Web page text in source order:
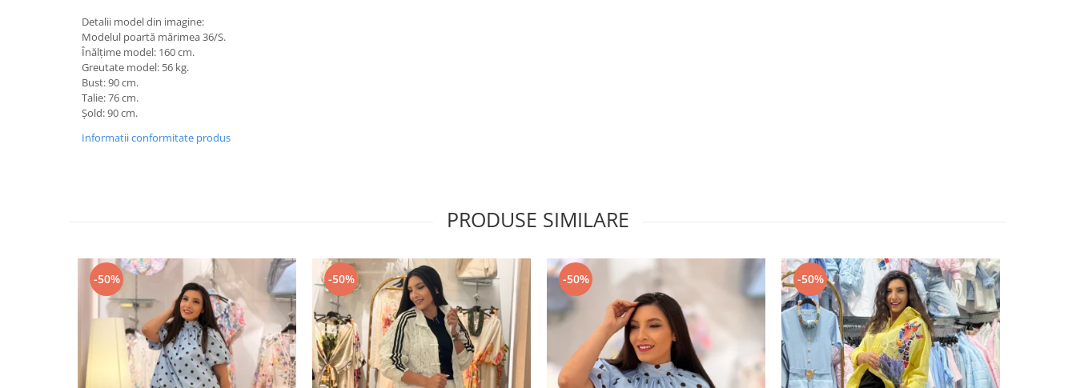
Detalii model din imagine:
Modelul poartă mărimea 36/S.
Înălțime model: 160 cm.
Greutate model: 56 kg.
Bust: 90 cm.
Talie: 76 cm.
Șold: 90 cm.
Informatii conformitate produs
PRODUSE SIMILARE
-50% -50% -50% -50%